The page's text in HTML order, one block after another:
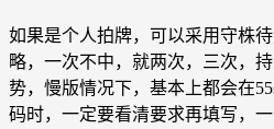
如果是个人拍牌，可以采用守株
略，一次不中，就两次，三次，
势，慢版情况下，基本上都会在
码时，一定要看清要求再填写，